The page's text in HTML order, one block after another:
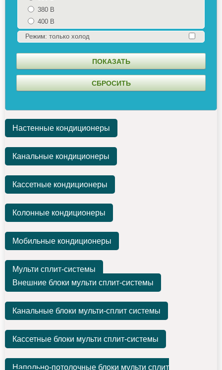
380 В
400 В
Режим: только холод
Настенные кондиционеры
Канальные кондиционеры
Кассетные кондиционеры
Колонные кондиционеры
Мобильные кондиционеры
Мульти сплит-системы
Внешние блоки мульти сплит-системы
Канальные блоки мульти-сплит системы
Кассетные блоки мульти сплит-системы
Напольно-потолочные блоки мульти сплит